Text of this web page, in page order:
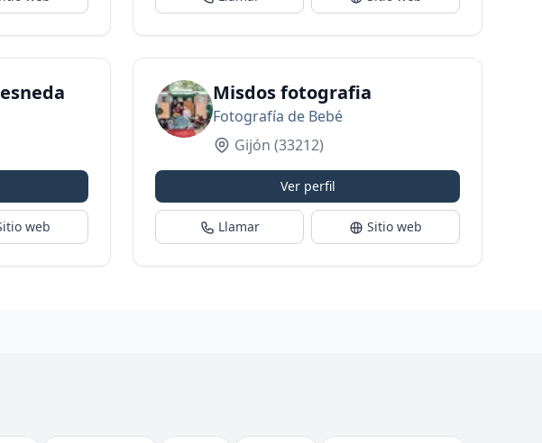
web
Misdos fotografia
Fotografía de Bebé
Gijón (33212)
Ver perfil
Llamar Sitio web